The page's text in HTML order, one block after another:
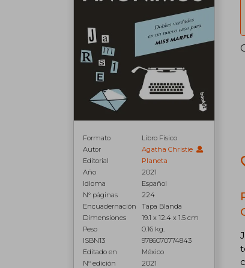
Formato
Libro Físico
Autor
Agatha Christie
Editorial
Planeta
Año
2021
Idioma
Español
N° páginas
224
Encuadernación
Tapa Blanda
Dimensiones
19.1 x 12.4 x 1.5 cm
Peso
0.16 kg.
ISBN13
9786070774843
Editado en
México
N° edición
2021